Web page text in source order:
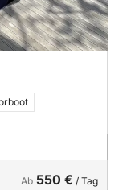
Ab 550 € / Tag